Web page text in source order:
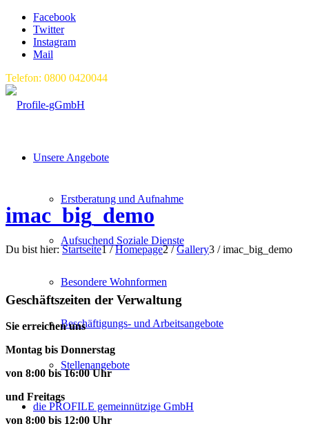
Facebook
Twitter
Instagram
Mail
Telefon: 0800 0420044
Unsere Angebote
Erstberatung und Aufnahme
Aufsuchend Soziale Dienste
Besondere Wohnformen
Beschäftigungs- und Arbeitsangebote
Stellenangebote
die PROFILE gemeinnützige GmbH
imac_big_demo
Du bist hier: Startseite1 / Homepage2 / Gallery3 / imac_big_demo
Geschäftszeiten der Verwaltung
Sie erreichen uns
Montag bis Donnerstag
von 8:00 bis 16:00 Uhr
und Freitags
von 8:00 bis 12:00 Uhr